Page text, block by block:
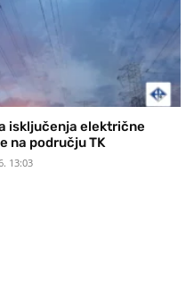
isključenja električne
na području TK
13:03